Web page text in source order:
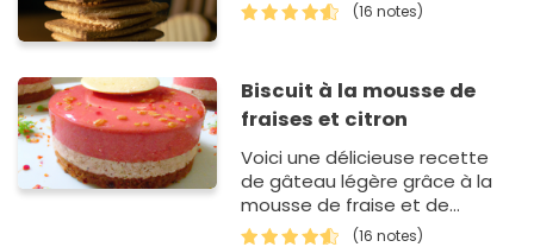
(16 notes)
Biscuit à la mousse de
fraises et citron
Voici une délicieuse recette
de gâteau légère grâce à la
mousse de fraise et de
citron.Un vrai délice !
(16 notes)